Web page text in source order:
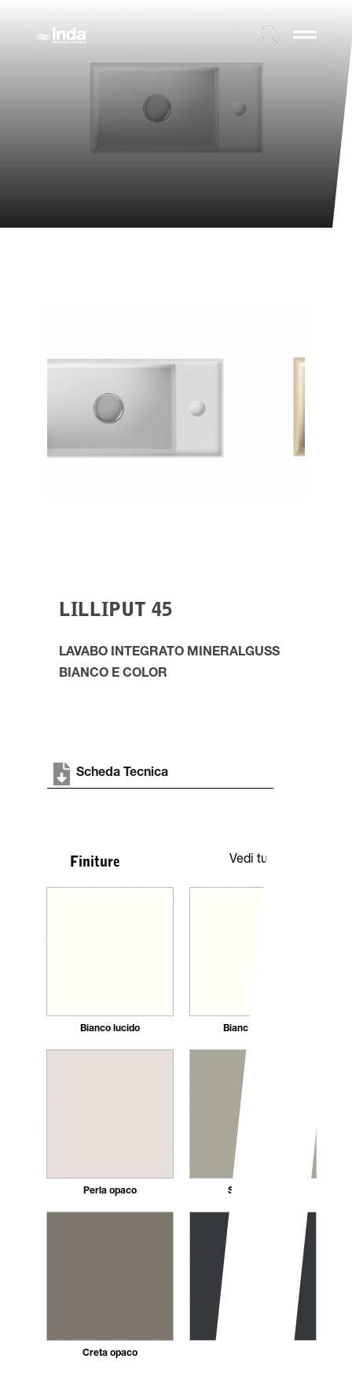
LILLIPUT 45
LAVABO INTEGRATO MINERALGUSS
BIANCO E COLOR
Scheda Tecnica
Finiture Vedi tutte
Bianco lucido Bianco opaco
Perla opaco Seta opaco
Creta opaco